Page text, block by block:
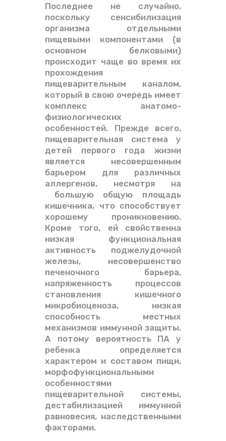
Последнее не случайно,
поскольку сенсибилизация
организма отдельными
пищевыми компонентами (в
основном белковыми)
происходит чаще во время их
прохождения
пищеварительным каналом,
который в свою очередь имеет
комплекс анатомо-
физиологических
особенностей. Прежде всего,
пищеварительная система у
детей первого года жизни
является несовершенным
барьером для различных
аллергенов, несмотря на
большую общую площадь
кишечника, что способствует
хорошему проникновению.
Кроме того, ей свойственна
низкая функциональная
активность поджелудочной
железы, несовершенство
печеночного барьера,
напряженность процессов
становления кишечного
микробиоценоза, низкая
способность местных
механизмов иммунной защиты.
А потому вероятность ПА у
ребенка определяется
характером и составом пищи,
морфофункциональными
особенностями
пищеварительной системы,
дестабилизацией иммунной
равновесия, наследственными
факторами.